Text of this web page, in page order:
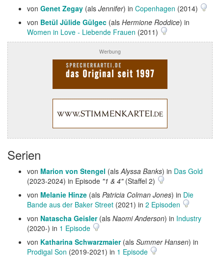
von Genet Zegay (als Jennifer) in Copenhagen (2014)
von Betül Jülide Gülgec (als Hermione Roddice) in
Women in Love - Liebende Frauen (2011)
Werbung
Serien
von Marion von Stengel (alsAlyssa Banks) in Das Gold
(2023-2024) in Episode "1 & 4"(Staffel 2)
von Melanie Hinze (als Patricia Colman Jones) in Die
Bande aus der Baker Street (2021) in 2 Episoden
von Natascha Geisler(als Naomi Anderson) in Industry
(2020-) in 1 Episode
von Katharina Schwarzmaier(als Summer Hansen) in
Prodigal Son (2019-2021) in 1 Episode